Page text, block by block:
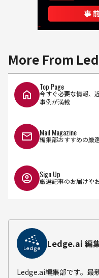
More From
Top Page
今すぐ必要な情報、
事例が満載
Mail Magazine
編集部おすすめの厳
Sign Up
厳選記事のお届けや
Ledge.ai 編
Ledge.ai編集部です。最